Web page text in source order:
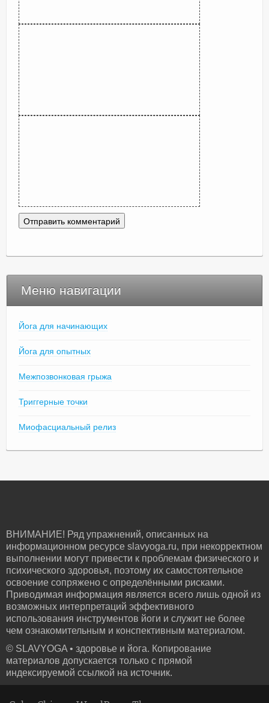
Меню навигации
Йога для начинающих
Йога для опытных
Межпозвонковая грыжа
Триггерные точки
Миофасциальный релиз
ВНИМАНИЕ! Ряд упражнений, описанных на
информационном ресурсе slavyoga.ru, при некорректном
выполнении могут привести к проблемам физического и
психического здоровья, поэтому их самостоятельное
освоение сопряжено с определёнными рисками.
Приводимая информация является всего лишь одной из
возможных интерпретаций эффективного
использования инструментов йоги и служит не более
чем ознакомительным и конспективным материалом.
© SLAVYOGA • здоровье и йога. Копирование
материалов допускается только с прямой
индексируемой ссылкой на источник.